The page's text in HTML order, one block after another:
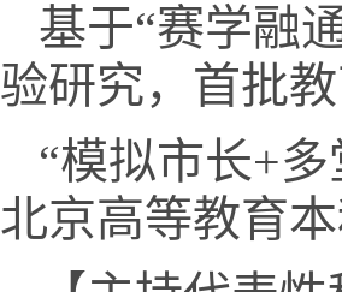
基于“赛学融
验研究，首批
“模拟市长+
北京高等教育